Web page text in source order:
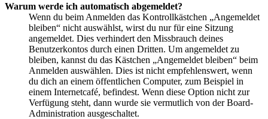
Warum werde ich automatisch abgemeldet?
Wenn du beim Anmelden das Kontrollkästchen „Angemeldet
bleiben“ nicht auswählst, wirst du nur für eine Sitzung
angemeldet. Dies verhindert den Missbrauch deines
Benutzerkontos durch einen Dritten. Um angemeldet zu
bleiben, kannst du das Kästchen „Angemeldet bleiben“ beim
Anmelden auswählen. Dies ist nicht empfehlenswert, wenn
du dich an einem öffentlichen Computer, zum Beispiel in
einem Internetcafé, befindest. Wenn diese Option nicht zur
Verfügung steht, dann wurde sie vermutlich von der Board-
Administration ausgeschaltet.